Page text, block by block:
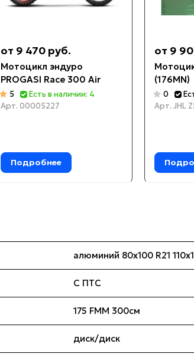
от 9 470 руб.
Мотоцикл эндуро
PROGASI Race 300 Air
5
Есть в наличии: 4
Арт. 00005227
Подробнее
от 9
(176MN)
0
Арт. JHL
алюминий 80х100 R21
С ПТС
175 FMM 300см
диск/диск